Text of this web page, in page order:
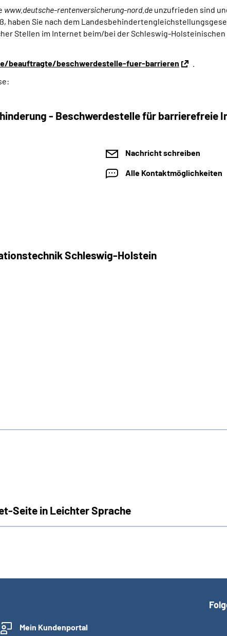
www.deutsche-rentenversicherung-nord.de unzufrieden sind
haben Sie nach dem
Stellen im Internet beim/bei der Schleswig-
beauftragte/beschwerdestelle-fuer-barrieren
- Beschwerdestelle für barrierefreie
Nachricht schreiben
Alle Kontaktmöglichkeiten
Schleswig-Holstein
Seite in Leichter Sprache
Mein Kundenportal